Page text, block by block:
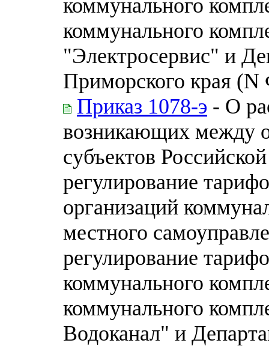
коммунального
коммунального
"Электросервис" и
Приморского края
Приказ 1078-э - О
возникающих между
субъектов
регулирование
организаций
местного
регулирование
коммунального
коммунального
Водоканал" и